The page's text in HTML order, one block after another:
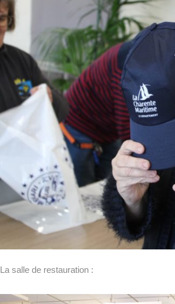
La salle de restauration :